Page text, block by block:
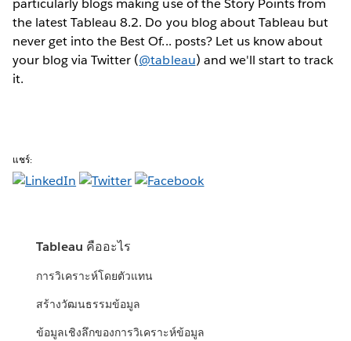
particularly blogs making use of the Story Points from
the latest Tableau 8.2. Do you blog about Tableau but
never get into the Best Of... posts? Let us know about
your blog via Twitter (@tableau) and we'll start to track
it.
แชร์:
Tableau คืออะไร
การวิเคราะห์โดยตัวแทน
สร้างวัฒนธรรมข้อมูล
ข้อมูลเชิงลึกของการวิเคราะห์ข้อมูล